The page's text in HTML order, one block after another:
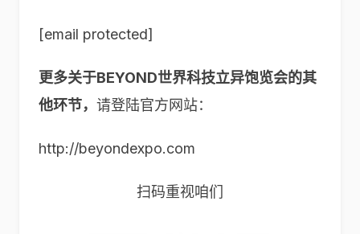
[email protected]
更多关于BEYOND世界科技立异饱览会的其
他环节， 请登陆官方网站：
http://beyondexpo.com
扫码重视咱们